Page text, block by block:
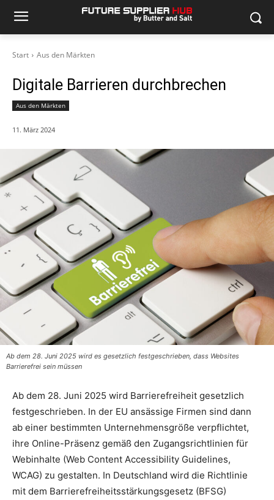
Start Aus den Märkten
Digitale Barrieren durchbrechen
Aus den Märkten
11. März 2024
Ab dem 28. Juni 2025 wird es gesetzlich festgeschrieben, dass Websites
Barrierefrei sein müssen
Ab dem 28. Juni 2025 wird Barrierefreiheit gesetzlich
festgeschrieben. In der EU ansässige Firmen sind dann
ab einer bestimmten Unternehmensgröße verpflichtet,
ihre Online-Präsenz gemäß den Zugangsrichtlinien für
Webinhalte (Web Content Accessibility Guidelines,
WCAG) zu gestalten. In Deutschland wird die Richtlinie
mit dem Barrierefreiheitsstärkungsgesetz (BFSG)